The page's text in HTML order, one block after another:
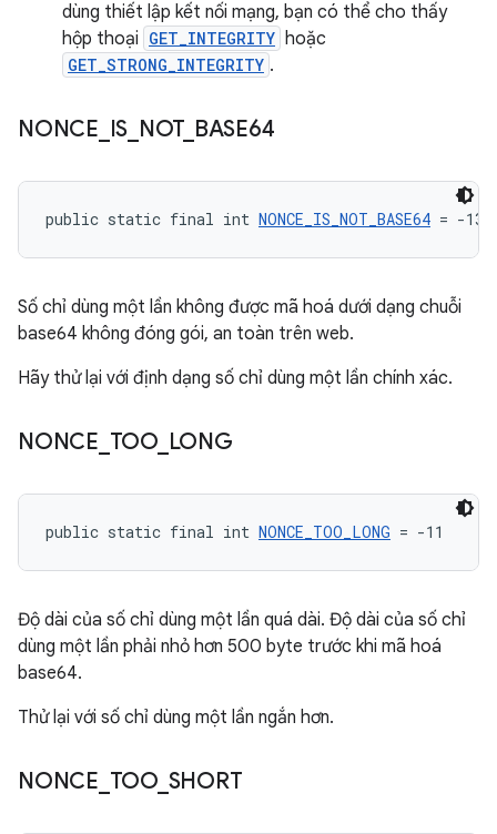
dùng thiết lập kết nối mạng, bạn có thể cho thấy
hộp thoại GET_INTEGRITY hoặc
GET_STRONG_INTEGRITY .
NONCE IS NOT_ BASE64
public static final int NONCE_IS_NOT_BASE64 = -13
Số chỉ dùng một lần không được mã hoá dưới dạng chuỗi
base64 không đóng gói, an toàn trên web.
Hãy thử lại với định dạng số chỉ dùng một lần chính xác.
NONCE TOO_ LONG
public static final int NONCE_TOO_LONG = -11
Độ dài của số chỉ dùng một lần quá dài. Độ dài của số chỉ
dùng một lần phải nhỏ hơn 500 byte trước khi mã hoá
base64.
Thử lại với số chỉ dùng một lần ngắn hơn.
NONCE TOO_ SHORT